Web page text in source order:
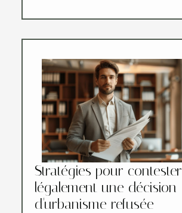
Stratégies pour contester
légalement une décision
d'urbanisme refusée